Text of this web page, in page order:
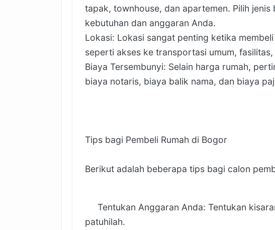
tapak, townhouse, dan apartemen. Pilih jenis
kebutuhan dan anggaran Anda.
Lokasi: Lokasi sangat penting ketika
seperti akses ke transportasi umum,
Biaya Tersembunyi: Selain harga rumah,
biaya notaris, biaya balik nama, dan biaya
Tips bagi Pembeli Rumah di Bogor
Berikut adalah beberapa tips bagi calon
Tentukan Anggaran Anda: Tentukan
patuhilah.